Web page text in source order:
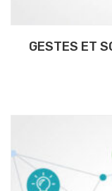
GESTES ET